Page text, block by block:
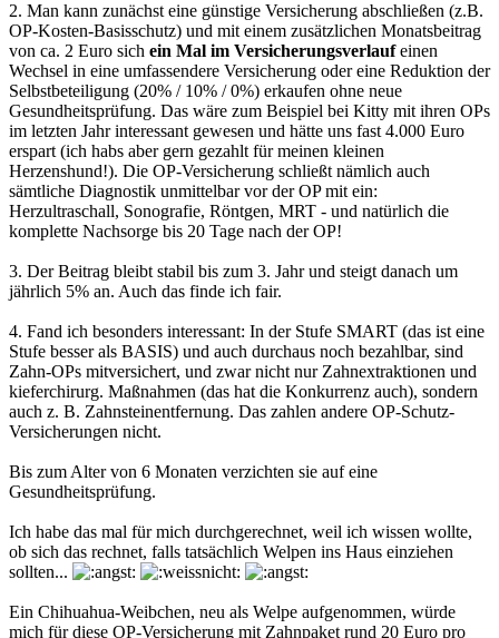
2. Man kann zunächst eine günstige Versicherung abschließen (z.B.
OP-Kosten-Basisschutz) und mit einem zusätzlichen Monatsbeitrag
von ca. 2 Euro sich ein Mal im Versicherungsverlaufeinen
Wechsel in eine umfassendere Versicherung oder eine Reduktion der
Selbstbeteiligung (20% / 10% / 0%) erkaufen ohne neue
Gesundheitsprüfung. Das wäre zum Beispiel bei Kitty mit ihren OPs
im letzten Jahr interessant gewesen und hätte uns fast 4.000 Euro
erspart (ich habs aber gern gezahlt für meinen kleinen
Herzenshund!). Die OP-Versicherung schließt nämlich auch
sämtliche Diagnostik unmittelbar vor der OP mit ein:
Herzultraschall, Sonografie, Röntgen, MRT - und natürlich die
komplette Nachsorge bis 20 Tage nach der OP!
3. Der Beitrag bleibt stabil bis zum 3. Jahr und steigt danach um
jährlich 5% an. Auch das finde ich fair.
4. Fand ich besonders interessant: In der Stufe SMART (das ist eine
Stufe besser als BASIS) und auch durchaus noch bezahlbar, sind
Zahn-OPs mitversichert, und zwar nicht nur Zahnextraktionen und
kieferchirurg. Maßnahmen (das hat die Konkurrenz auch), sondern
auch z. B. Zahnsteinentfernung. Das zahlen andere OP-Schutz-
Versicherungen nicht.
Bis zum Alter von 6 Monaten verzichten sie auf eine
Gesundheitsprüfung.
Ich habe das mal für mich durchgerechnet, weil ich wissen wollte,
ob sich das rechnet, falls tatsächlich Welpen ins Haus einziehen
sollten...
Ein Chihuahua-Weibchen, neu als Welpe aufgenommen, würde
mich für diese OP-Versicherung mit Zahnpaket rund 20 Euro pro